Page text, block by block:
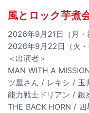
風とロック芋煮
2026年9月21日（月・
2026年9月22日（火
＜出演者＞
MAN WITH A
ツ屋さん / レキシ / 玉
能力戦士ドリアン /
THE BACK HORN /